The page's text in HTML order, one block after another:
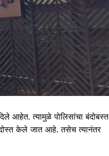
आहेत. त्यामुळे पोलिसांचा बंदोबस्त
केले जात आहे. तसेच त्यानंतर